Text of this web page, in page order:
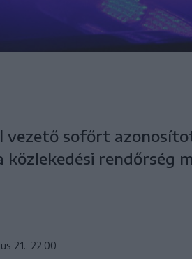
vezető sofőrt
közlekedési rendőrség
21., 22:00